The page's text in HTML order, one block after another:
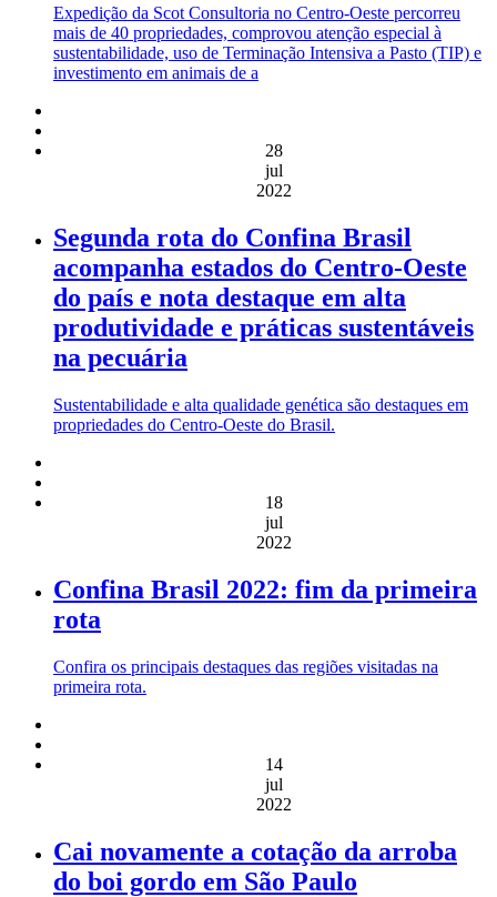
Expedição da Scot Consultoria no Centro-Oeste percorreu
mais de 40 propriedades, comprovou atenção especial à
sustentabilidade, uso de Terminação Intensiva a Pasto (TIP) e
investimento em animais de a
28
jul
2022
Segunda rota do Confina Brasil
acompanha estados do Centro-Oeste
do país e nota destaque em alta
produtividade e práticas sustentáveis
na pecuária
Sustentabilidade e alta qualidade genética são destaques em
propriedades do Centro-Oeste do Brasil.
18
jul
2022
Confina Brasil 2022: fim da primeira
rota
Confira os principais destaques das regiões visitadas na
primeira rota.
14
jul
2022
Cai novamente a cotação da arroba
do boi gordo em São Paulo